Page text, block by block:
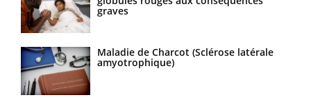
graves
Maladie de Charcot (Sclérose latérale
amyotrophique)